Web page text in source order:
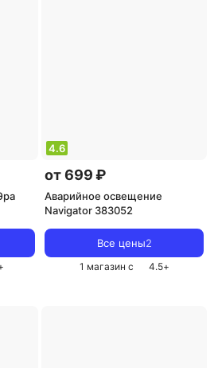
4.6
от 699 ₽
Аварийное освещение
Navigator 383052
Все цены2
1 магазин с 4.5+